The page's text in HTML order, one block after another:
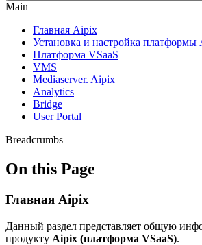
Main
Главная Aipix
Установка и настройка платформы
Платформа VSaaS
VMS
Mediaserver. Aipix
Analytics
Bridge
User Portal
Breadcrumbs
On this Page
Главная Aipix
Данный раздел представляет общую
продукту Aipix (платформа VSaaS).